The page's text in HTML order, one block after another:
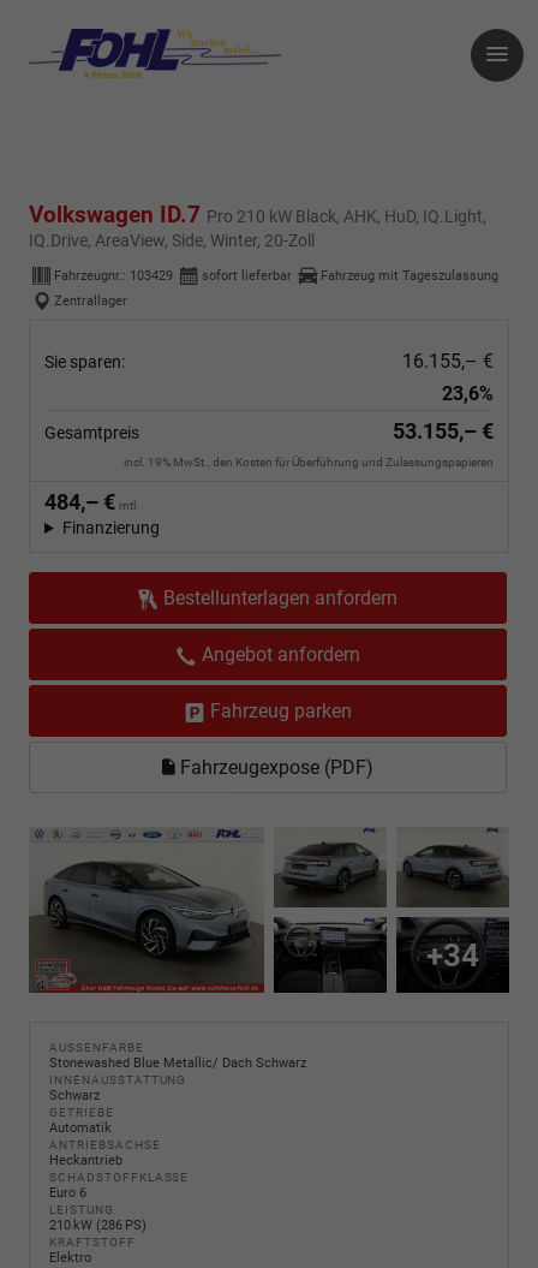
Volkswagen ID.7 Pro 210 kW Black, AHK, HuD, IQ.Light,
IQ.Drive, AreaView, Side, Winter, 20-Zoll
Fahrzeugnr.: 103429 sofort lieferbar
Fahrzeug mit Tageszulassung
Zentrallager
Sie sparen:
16.155,– €
23,6%
Gesamtpreis 53.155,– €
incl. 19% MwSt., den Kosten für Überführung und Zulassungspapieren
484,– € mtl.
Finanzierung
Bestellunterlagen anfordern
Angebot anfordern
Fahrzeug parken
Fahrzeugexpose (PDF)
+34
AUSSENFARBE
Stonewashed Blue Metallic/ Dach Schwarz
INNENAUSSTATTUNG
Schwarz
GETRIEBE
Automatik
ANTRIEBSACHSE
Heckantrieb
SCHADSTOFFKLASSE
Euro 6
LEISTUNG
210 kW (286 PS)
KRAFTSTOFF
Elektro